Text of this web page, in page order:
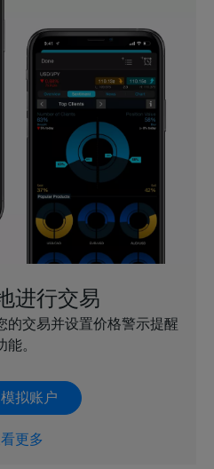
进行交易
的交易并设置价格警示提醒
能。
拟账户
更多